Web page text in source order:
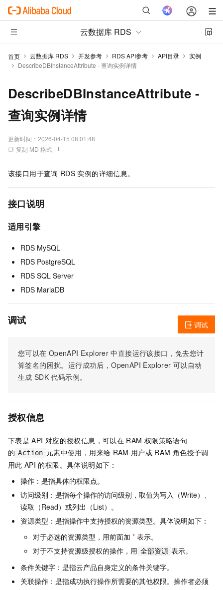
云数据库 RDS
首页 云数据库 RDS 开发参考 RDS API参考 API目录
实例
DescribeDBInstanceAttribute - 查询实例详情
DescribeDBInstanceAttribute -
查询实例详情
更新时间： 2026-04-15 08:01:48
复制 MD 格式
该接口用于查询 RDS 实例的详细信息。
接口说明
适用引擎
RDS MySQL
RDS PostgreSQL
RDS SQL Server
RDS MariaDB
调试
您可以在 OpenAPI Explorer 中直接运行该接口，免去您计
算签名的困扰。运行成功后，OpenAPI Explorer 可以自动
生成 SDK 代码示例。
调试
授权信息
下表是 API 对应的授权信息，可以在 RAM 权限策略语句
的 Action 元素中使用，用来给 RAM 用户或 RAM 角色授予调
用此 API 的权限。具体说明如下：
操作：是指具体的权限点。
访问级别：是指每个操作的访问级别，取值为写入（Write）、
读取（Read）或列出（List）。
资源类型：是指操作中支持授权的资源类型。具体说明如下：
对于必选的资源类型，用前面加 * 表示。
对于不支持资源级授权的操作，用 全部资源 表示。
条件关键字：是指云产品自身定义的条件关键字。
关联操作：是指成功执行操作所需要的其他权限。操作者必须